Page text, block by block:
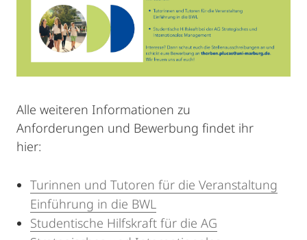
Alle weiteren Informationen zu
Anforderungen und Bewerbung findet ihr
hier:
Turinnen und Tutoren für die Veranstaltung
Einführung in die BWL
Studentische Hilfskraft für die AG